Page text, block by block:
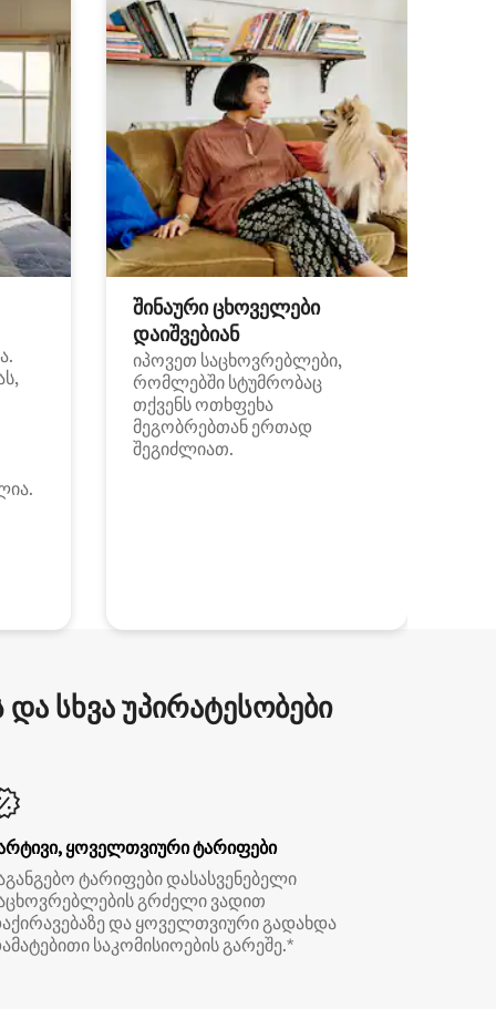
შინაური ცხოველები
დაიშვებიან
იპოვეთ საცხოვრებლები,
რომლებში სტუმრობაც
თქვენს ოთხფეხა
მეგობრებთან ერთად
შეგიძლიათ.
სხვა უპირატესობები
ყოველთვიური ტარიფები
ტარიფები დასასვენებელი
გრძელი ვადით
და ყოველთვიური გადახდა
საკომისიოების გარეშე.*